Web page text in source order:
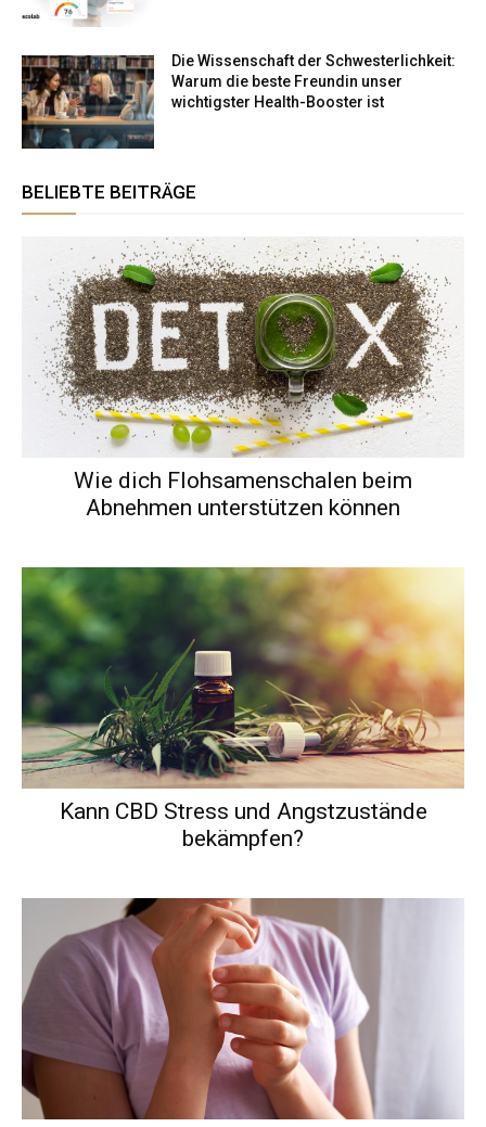
Die Wissenschaft der Schwesterlichkeit:
Warum die beste Freundin unser
wichtigster Health-Booster ist
BELIEBTE BEITRÄGE
Wie dich Flohsamenschalen beim
Abnehmen unterstützen können
Kann CBD Stress und Angstzustände
bekämpfen?